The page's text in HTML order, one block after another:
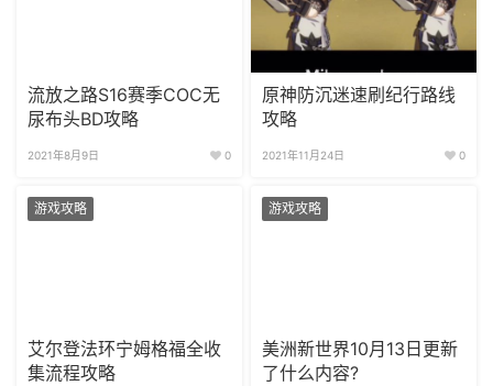
流放之路S16赛季COC无
尿布头BD攻略
2021年8月9日 0
原神防沉迷速刷纪行路线
攻略
2021年11月24日 0
游戏攻略
艾尔登法环宁姆格福全收
集流程攻略
游戏攻略
美洲新世界10月13日更新
了什么内容?